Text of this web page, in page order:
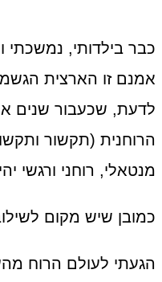
כבר בילדותי,
אמנם זו הארצית
לדעת, שכעבור שנים
הרוחנית (תקשור
מנטאלי, רוחני ורגשי
כמובן שיש מקום
הגעתי לעולם הרוח